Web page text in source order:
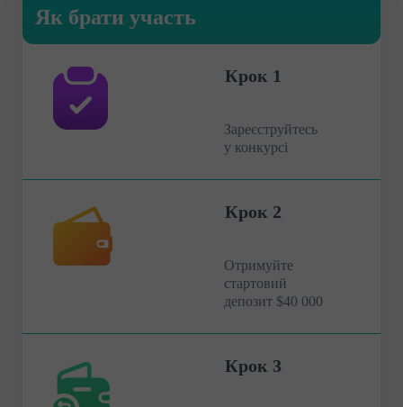
Як брати участь
Крок 1
Зареєструйтесь
у конкурсі
Крок 2
Отримуйте
стартовий
депозит $40 000
Крок 3